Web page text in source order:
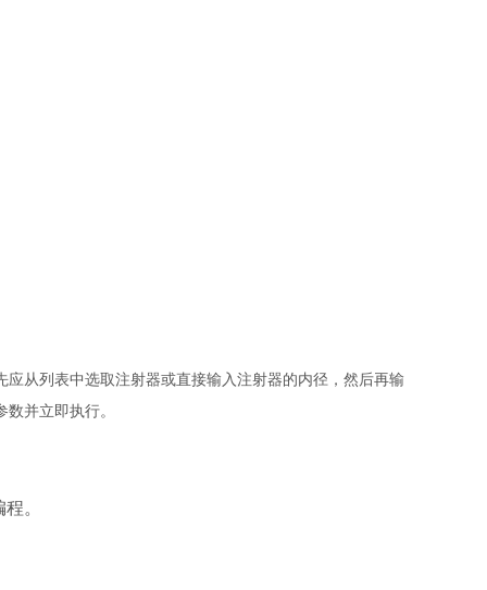
从列表中选取注射器或直接输入注射器的内径，然后再输
并立即执行。
。